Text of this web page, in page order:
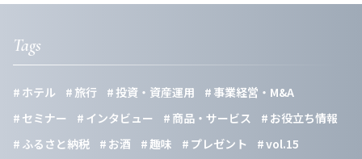
Tags
ホテル 旅行 投資・資産運用
事業経営・M&A
セミナー
インタビュー 商品・サービス
お役立ち情報
ふるさと納税
お酒 趣味 プレゼント
vol.15